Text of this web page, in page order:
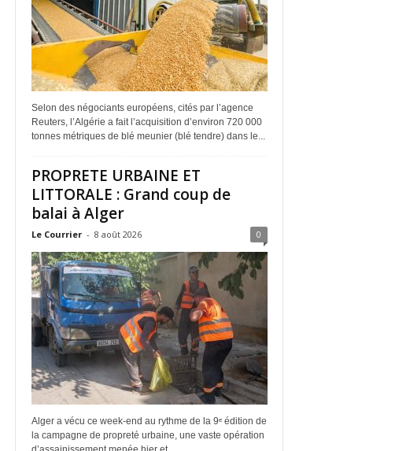
Selon des négociants européens, cités par l’agence
Reuters, l’Algérie a fait l’acquisition d’environ 720 000
tonnes métriques de blé meunier (blé tendre) dans le...
PROPRETE URBAINE ET
LITTORALE : Grand coup de
balai à Alger
Le Courrier - 8 août 2026 0
Alger a vécu ce week-end au rythme de la 9ᵉ édition de
la campagne de propreté urbaine, une vaste opération